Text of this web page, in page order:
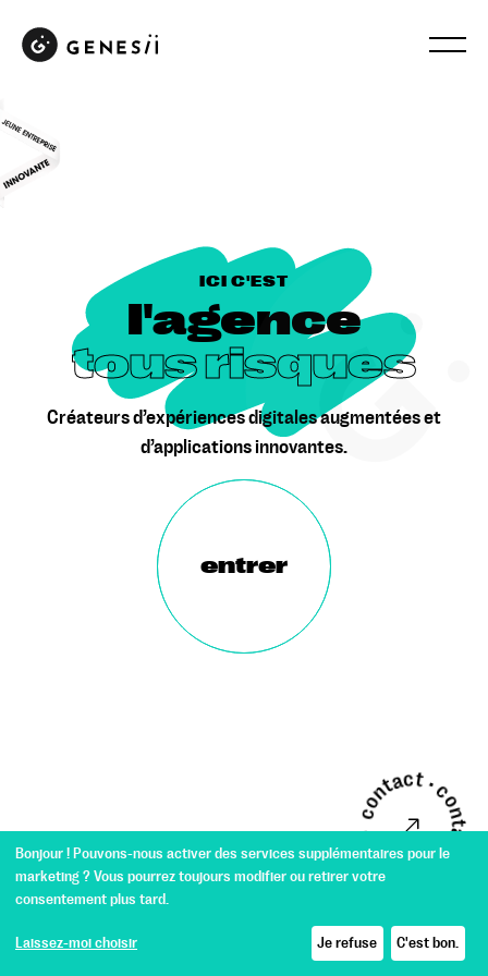
contact •
ICI C'EST
l'agence
tous risques
Créateurs d’expériences digitales augmentées et
d’applications innovantes.
entrer
ANNECY04:17 contact@genesii.fr
| Mentions légales
contact • contact • contact •
Bonjour ! Pouvons-nous activer des services supplémentaires pour le
marketing ? Vous pourrez toujours modifier ou retirer votre
consentement plus tard.
Laissez-moi choisir Je refuse C'est bon.